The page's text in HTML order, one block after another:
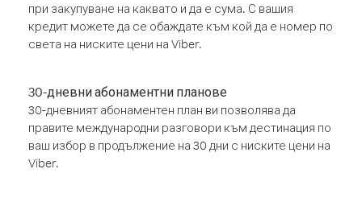
при закупуване на каквато и да е сума. С вашия
кредит можете да се обаждате към кой да е номер по
света на ниските цени на Viber.
30-дневни абонаментни планове
30-дневният абонаментен план ви позволява да
правите международни разговори към дестинация по
ваш избор в продължение на 30 дни с ниските цени на
Viber.